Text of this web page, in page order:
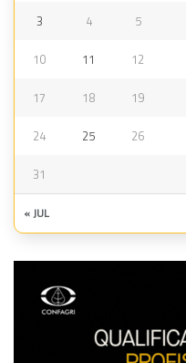
3 4 5
10 11 12
17 18 19
24 25 26
31
« JUL